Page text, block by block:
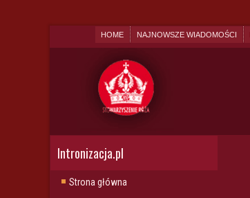
HOME NAJNOWSZE WIADOMOŚCI
Intronizacja.pl
Strona główna